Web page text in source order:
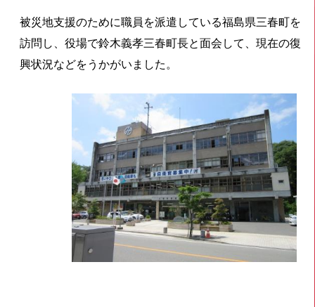
被災地支援のために職員を派遣している福島県三春町を
訪問し、役場で鈴木義孝三春町長と面会して、現在の復
興状況などをうかがいました。